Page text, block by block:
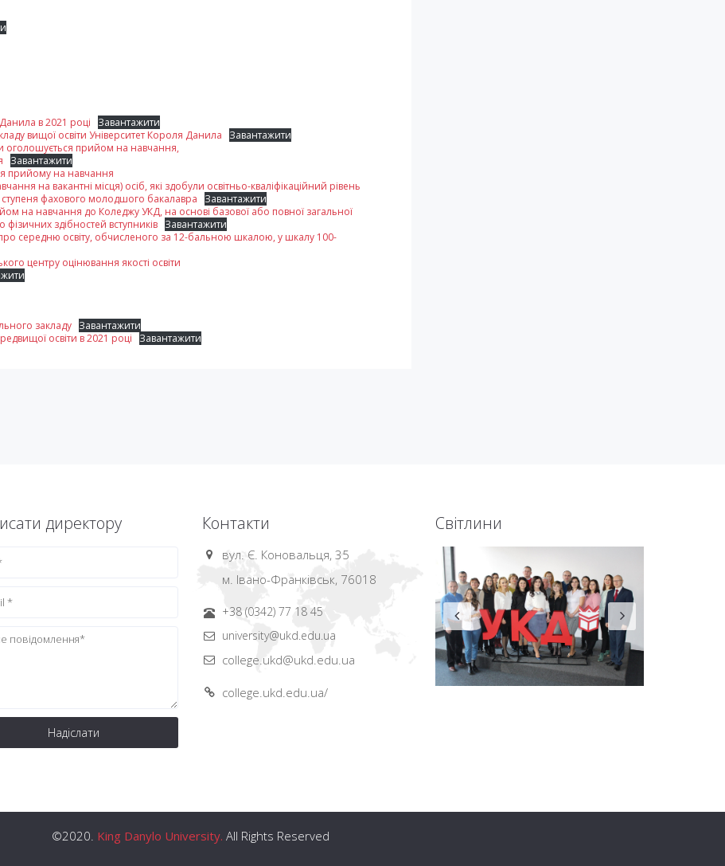
в 2021 році
Завантажити
вищої освіти Університет Короля Данила
Завантажити
оголошується прийом на навчання,
Завантажити
прийому на навчання
на вакантні місця) осіб, які здобули освітньо-кваліфікаційний рівень
ступеня фахового молодшого бакалавра
Завантажити
на навчання до Коледжу УКД, на основі базової або повної загальної
здібностей вступників Завантажити
середню освіту, обчисленого за 12-бальною шкалою, у шкалу 100-
центру оцінювання якості освіти
закладу Завантажити
освіти в 2021 році
Завантажити
директору
Надіслати
Контакти
вул. Є. Коновальця, 35
м. Івано-Франківськ, 76018
+38 (0342) 77 18 45
university@ukd.edu.ua
college.ukd@ukd.edu.ua
college.ukd.edu.ua/
Світлини
©2020. King Danylo University. All Rights Reserved